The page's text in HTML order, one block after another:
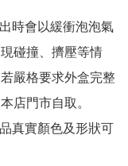
時會以緩衝泡泡氣
碰撞、擠壓等情
嚴格要求外盒完整
店門市自取。
真實顏色及形狀可